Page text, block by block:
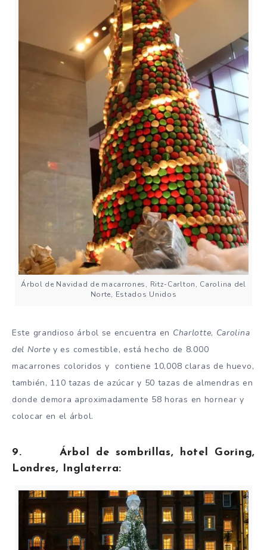
Árbol de Navidad de macarrones, Ritz-Carlton, Carolina del
Norte, Estados Unidos
Este grandioso árbol se encuentra en Charlotte, Carolina
del Norte y es comestible, está hecho de 8.000
macarrones coloridos y contiene 10,008 claras de huevo,
también, 110 tazas de azúcar y 50 tazas de almendras en
donde demora aproximadamente 58 horas en hornear y
colocar en el árbol.
9. Árbol de sombrillas, hotel Goring,
Londres, Inglaterra: